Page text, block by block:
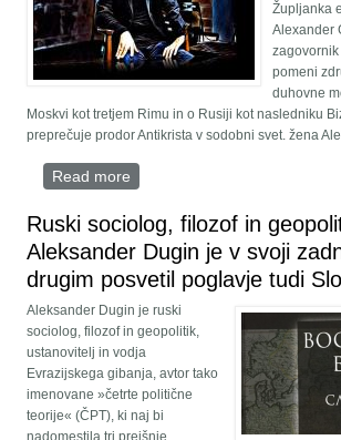
Župljanka
Alexander
pomeni
duhovne
Moskvi kot tretjem Rimu in o Rusiji kot nasledniku
preprečuje prodor Antikrista v sodobni svet. žena
Read more
Ruski sociolog, filozof in
Aleksander Dugin je v svoji
drugim posvetil poglavje tudi
Aleksander Dugin je ruski
sociolog, filozof in geopolitik,
ustanovitelj in vodja
Evrazijskega gibanja, avtor tako
imenovane »četrte politične
teorije« (ČPT), ki naj bi